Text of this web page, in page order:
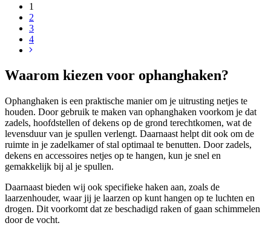
1
2
3
4
Waarom kiezen voor ophanghaken?
Ophanghaken is een praktische manier om je uitrusting netjes te
houden. Door gebruik te maken van ophanghaken voorkom je dat
zadels, hoofdstellen of dekens op de grond terechtkomen, wat de
levensduur van je spullen verlengt. Daarnaast helpt dit ook om de
ruimte in je zadelkamer of stal optimaal te benutten. Door zadels,
dekens en accessoires netjes op te hangen, kun je snel en
gemakkelijk bij al je spullen.
Daarnaast bieden wij ook specifieke haken aan, zoals de
laarzenhouder, waar jij je laarzen op kunt hangen op te luchten en
drogen. Dit voorkomt dat ze beschadigd raken of gaan schimmelen
door de vocht.